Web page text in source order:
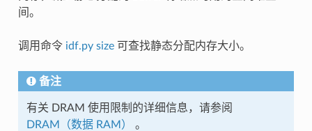
间。
调用命令 idf.py size可查找静态分配内存大小。
备注
有关 DRAM 使用限制的详细信息，请参阅
DRAM（数据 RAM）
。